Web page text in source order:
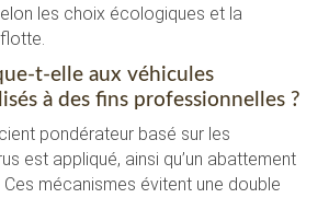
les choix écologiques et la
t-elle aux véhicules
à des fins professionnelles ?
pondérateur basé sur les
est appliqué, ainsi qu’un abattement
mécanismes évitent une double